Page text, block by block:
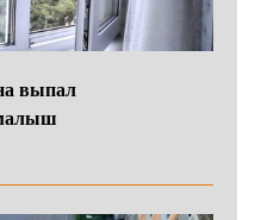
выпал